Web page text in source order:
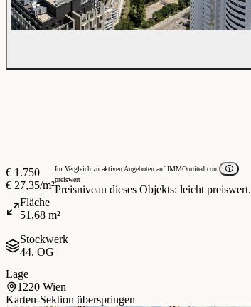
€ 1.750
€ 27,35/m²
Im Vergleich zu aktiven Angeboten auf IMMOunited.com
preiswert
Preisniveau dieses Objekts: leicht preiswert.
Fläche
51,68 m²
Stockwerk
44. OG
Lage
1220 Wien
Karten-Sektion überspringen